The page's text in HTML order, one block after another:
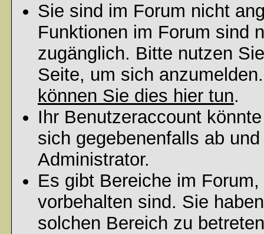
Sie sind im Forum nicht
Funktionen im Forum sind
zugänglich. Bitte nutzen
Seite, um sich
können Sie dies hier tun.
Ihr Benutzeraccount
sich gegebenenfalls ab
Administrator.
Es gibt Bereiche im
vorbehalten sind. Sie
solchen Bereich zu